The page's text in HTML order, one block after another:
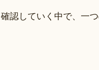
認していく中で、一